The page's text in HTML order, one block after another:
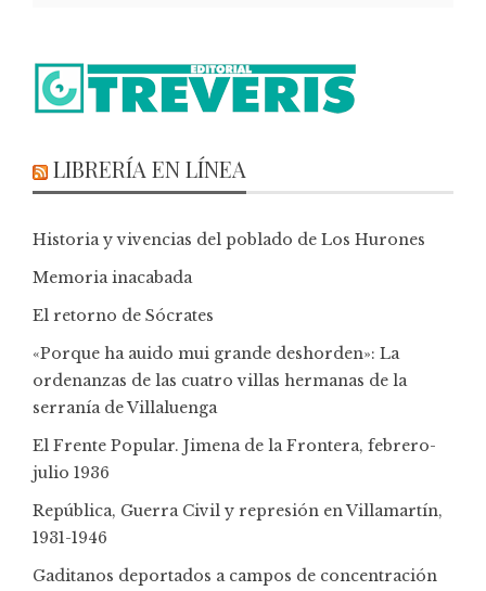
LIBRERÍA EN LÍNEA
Historia y vivencias del poblado de Los Hurones
Memoria inacabada
El retorno de Sócrates
«Porque ha auido mui grande deshorden»: La
ordenanzas de las cuatro villas hermanas de la
serranía de Villaluenga
El Frente Popular. Jimena de la Frontera, febrero-
julio 1936
República, Guerra Civil y represión en Villamartín,
1931-1946
Gaditanos deportados a campos de concentración